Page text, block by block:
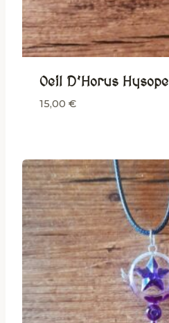
Oeil D’Horus Hysope
15,00 €